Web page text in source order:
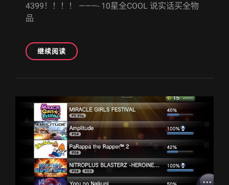
4399！！！！ ———- 10星全COOL 说实话买全物
品
继续阅读[白
金]
主
大
作
战/
歌
之
王
子